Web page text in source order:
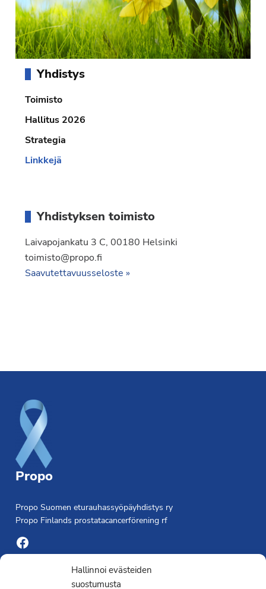
Hallinnoi evästeiden
suostumusta
Ensisijainen
sivupalkki
Yhdistys
Toimisto
Hallitus 2026
Strategia
Linkkejä
Yhdistyksen toimisto
Laivapojankatu 3 C, 00180 Helsinki
toimisto@propo.fi
Saavutettavuusseloste »
Propo
Propo Suomen eturauhassyöpäyhdistys ry
Propo Finlands prostatacancerförening rf
Facebook
Yhdistyksen toimisto